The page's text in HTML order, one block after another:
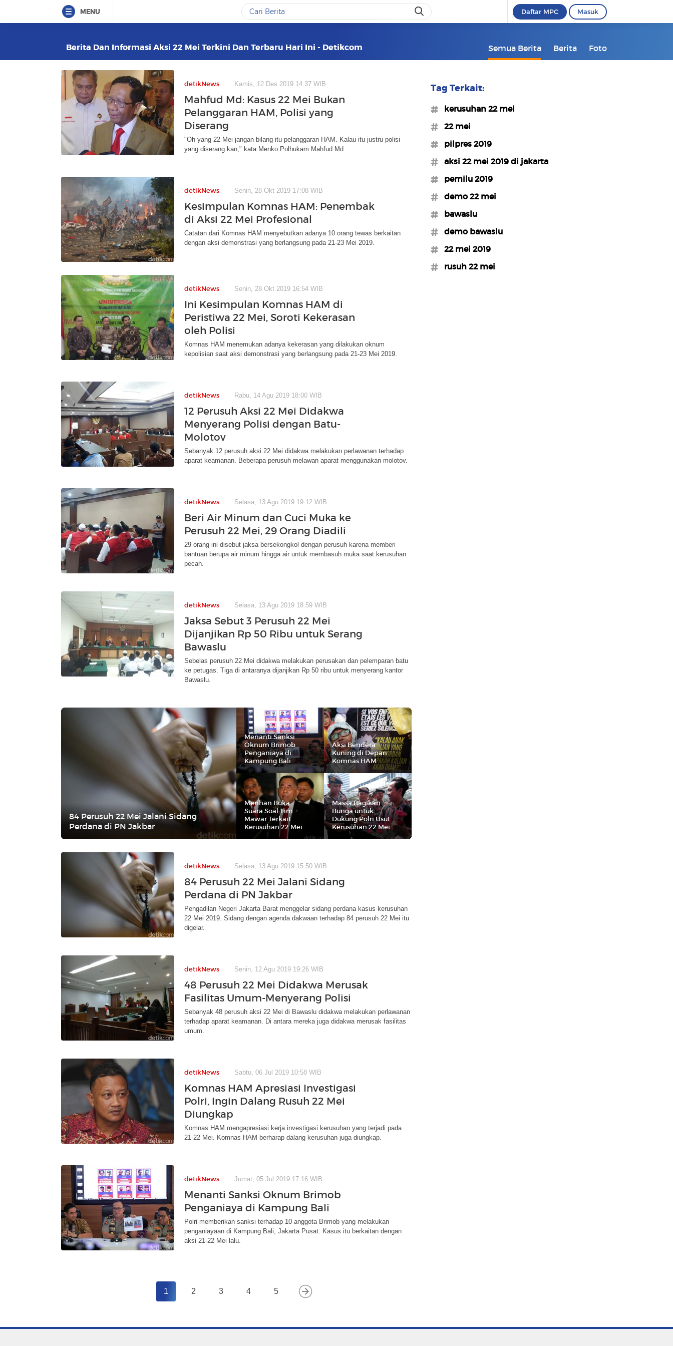
MENU Daftar MPC Masuk
Berita Dan Informasi Aksi 22 Mei Terkini Dan Terbaru Hari Ini - Detikcom Semua Berita Berita Foto
detikNews Kamis, 12 Des 2019 14:37 WIB
Mahfud Md: Kasus 22 Mei Bukan
Pelanggaran HAM, Polisi yang
Diserang
"Oh yang 22 Mei jangan bilang itu pelanggaran HAM. Kalau itu justru polisi
yang diserang kan," kata Menko Polhukam Mahfud Md.
detikNews Senin, 28 Okt 2019 17:08 WIB
Kesimpulan Komnas HAM: Penembak
di Aksi 22 Mei Profesional
Catatan dari Komnas HAM menyebutkan adanya 10 orang tewas berkaitan
dengan aksi demonstrasi yang berlangsung pada 21-23 Mei 2019.
detikNews Senin, 28 Okt 2019 16:54 WIB
Ini Kesimpulan Komnas HAM di
Peristiwa 22 Mei, Soroti Kekerasan
oleh Polisi
Komnas HAM menemukan adanya kekerasan yang dilakukan oknum
kepolisian saat aksi demonstrasi yang berlangsung pada 21-23 Mei 2019.
detikNews Rabu, 14 Agu 2019 18:00 WIB
12 Perusuh Aksi 22 Mei Didakwa
Menyerang Polisi dengan Batu-
Molotov
Sebanyak 12 perusuh aksi 22 Mei didakwa melakukan perlawanan terhadap
aparat keamanan. Beberapa perusuh melawan aparat menggunakan molotov.
detikNews Selasa, 13 Agu 2019 19:12 WIB
Beri Air Minum dan Cuci Muka ke
Perusuh 22 Mei, 29 Orang Diadili
29 orang ini disebut jaksa bersekongkol dengan perusuh karena memberi
bantuan berupa air minum hingga air untuk membasuh muka saat kerusuhan
pecah.
detikNews Selasa, 13 Agu 2019 18:59 WIB
Jaksa Sebut 3 Perusuh 22 Mei
Dijanjikan Rp 50 Ribu untuk Serang
Bawaslu
Sebelas perusuh 22 Mei didakwa melakukan perusakan dan pelemparan batu
ke petugas. Tiga di antaranya dijanjikan Rp 50 ribu untuk menyerang kantor
Bawaslu.
84 Perusuh 22 Mei Jalani Sidang
Perdana di PN Jakbar
Menanti Sanksi
Oknum Brimob
Penganiaya di
Kampung Bali
Aksi Bendera
Kuning di Depan
Komnas HAM
Menhan Buka
Suara Soal Tim
Mawar Terkait
Kerusuhan 22 Mei
Massa Bagikan
Bunga untuk
Dukung Polri Usut
Kerusuhan 22 Mei
detikNews Selasa, 13 Agu 2019 15:50 WIB
84 Perusuh 22 Mei Jalani Sidang
Perdana di PN Jakbar
Pengadilan Negeri Jakarta Barat menggelar sidang perdana kasus kerusuhan
22 Mei 2019. Sidang dengan agenda dakwaan terhadap 84 perusuh 22 Mei itu
digelar.
detikNews Senin, 12 Agu 2019 19:26 WIB
48 Perusuh 22 Mei Didakwa Merusak
Fasilitas Umum-Menyerang Polisi
Sebanyak 48 perusuh aksi 22 Mei di Bawaslu didakwa melakukan perlawanan
terhadap aparat keamanan. Di antara mereka juga didakwa merusak fasilitas
umum.
detikNews Sabtu, 06 Jul 2019 10:58 WIB
Komnas HAM Apresiasi Investigasi
Polri, Ingin Dalang Rusuh 22 Mei
Diungkap
Komnas HAM mengapresiasi kerja investigasi kerusuhan yang terjadi pada
21-22 Mei. Komnas HAM berharap dalang kerusuhan juga diungkap.
detikNews Jumat, 05 Jul 2019 17:16 WIB
Menanti Sanksi Oknum Brimob
Penganiaya di Kampung Bali
Polri memberikan sanksi terhadap 10 anggota Brimob yang melakukan
penganiayaan di Kampung Bali, Jakarta Pusat. Kasus itu berkaitan dengan
aksi 21-22 Mei lalu.
1 2 3 4 5
Tag Terkait:
#kerusuhan 22 mei
#22 mei
#pilpres 2019
#aksi 22 mei 2019 di jakarta
#pemilu 2019
#demo 22 mei
#bawaslu
#demo bawaslu
#22 mei 2019
#rusuh 22 mei